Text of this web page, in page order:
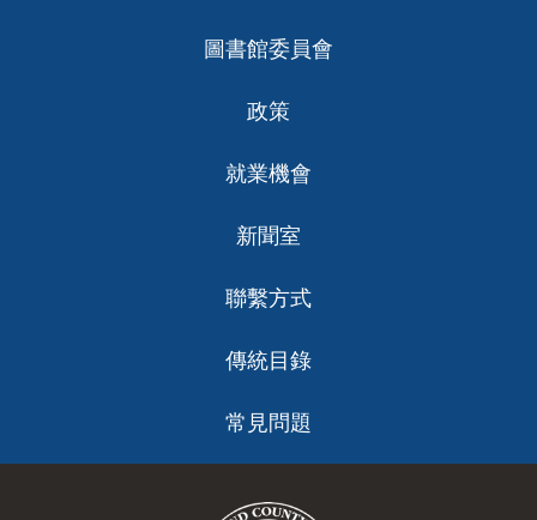
圖書館委員會
政策
就業機會
新聞室
聯繫方式
傳統目錄
常見問題